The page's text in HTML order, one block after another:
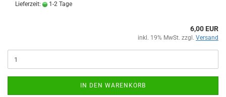
Lieferzeit:
1-2 Tage
6,00 EUR
inkl. 19% MwSt. zzgl. Versand
IN DEN WARENKORB